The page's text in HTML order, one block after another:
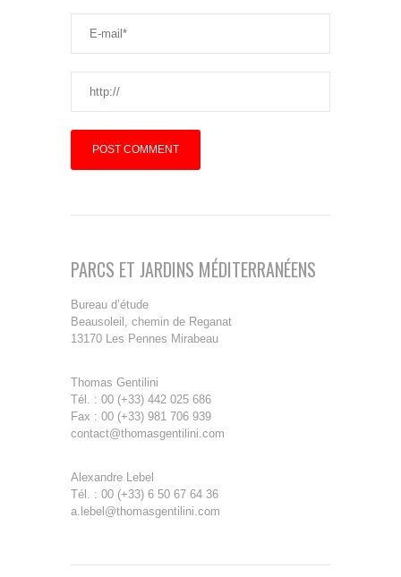
PARCS ET JARDINS MÉDITERRANÉENS
Bureau d’étude
Beausoleil, chemin de Reganat
13170 Les Pennes Mirabeau
Thomas Gentilini
Tél. : 00 (+33) 442 025 686
Fax : 00 (+33) 981 706 939
contact@thomasgentilini.com
Alexandre Lebel
Tél. : 00 (+33) 6 50 67 64 36
a.lebel@thomasgentilini.com